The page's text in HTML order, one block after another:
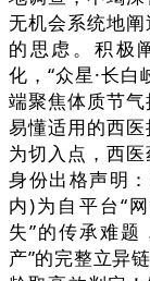
无机会系统地
的思虑。积极
化，“众星·长
端聚焦体质节
易懂适用的西
为切入点，西
身份出格声明
内)为自平台“
失”的传承难
产”的完整立异